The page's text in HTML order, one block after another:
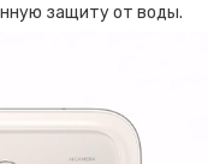
защиту от воды.